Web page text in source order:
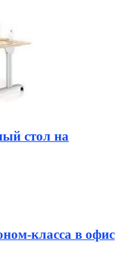
стол на
класса в офис